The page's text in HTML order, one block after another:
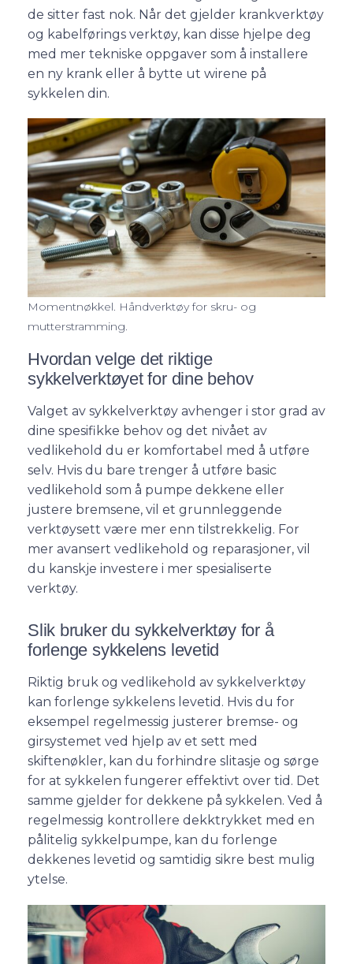
de sitter fast nok. Når det gjelder krankverktøy
og kabelførings verktøy, kan disse hjelpe deg
med mer tekniske oppgaver som å installere
en ny krank eller å bytte ut wirene på
sykkelen din.
Momentnøkkel. Håndverktøy for skru- og
mutterstramming.
Hvordan velge det riktige
sykkelverktøyet for dine behov
Valget av sykkelverktøy avhenger i stor grad av
dine spesifikke behov og det nivået av
vedlikehold du er komfortabel med å utføre
selv. Hvis du bare trenger å utføre basic
vedlikehold som å pumpe dekkene eller
justere bremsene, vil et grunnleggende
verktøysett være mer enn tilstrekkelig. For
mer avansert vedlikehold og reparasjoner, vil
du kanskje investere i mer spesialiserte
verktøy.
Slik bruker du sykkelverktøy for å
forlenge sykkelens levetid
Riktig bruk og vedlikehold av sykkelverktøy
kan forlenge sykkelens levetid. Hvis du for
eksempel regelmessig justerer bremse- og
girsystemet ved hjelp av et sett med
skiftenøkler, kan du forhindre slitasje og sørge
for at sykkelen fungerer effektivt over tid. Det
samme gjelder for dekkene på sykkelen. Ved å
regelmessig kontrollere dekktrykket med en
pålitelig sykkelpumpe, kan du forlenge
dekkenes levetid og samtidig sikre best mulig
ytelse.